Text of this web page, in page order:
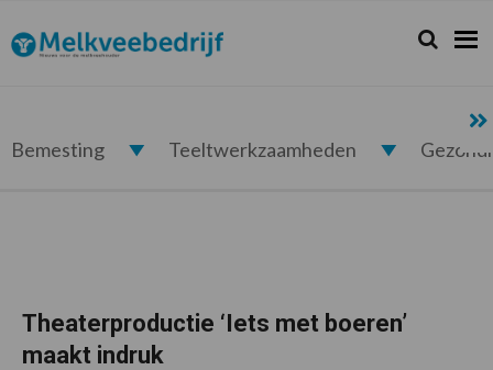
de
hoofdnavigatie
de
hoofd
de
eerste
de
voettekst
Melkveebedrijf.nl Zoeken...
Zoek
Bemesting Teeltwerkzaamheden
Theaterproductie ‘Iets met boeren’
maakt indruk